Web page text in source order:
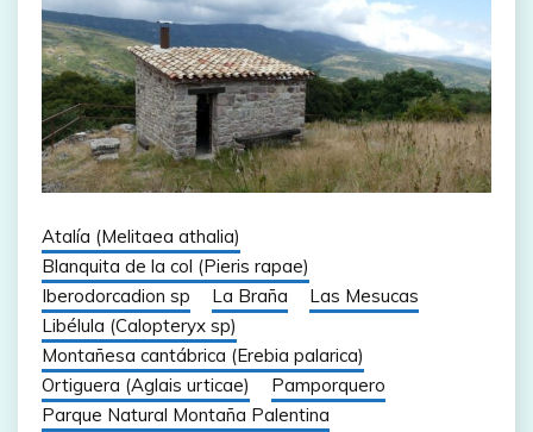
Atalía (Melitaea athalia)
Blanquita de la col (Pieris rapae)
Iberodorcadion sp
La Braña
Las Mesucas
Libélula (Calopteryx sp)
Montañesa cantábrica (Erebia palarica)
Ortiguera (Aglais urticae)
Pamporquero
Parque Natural Montaña Palentina